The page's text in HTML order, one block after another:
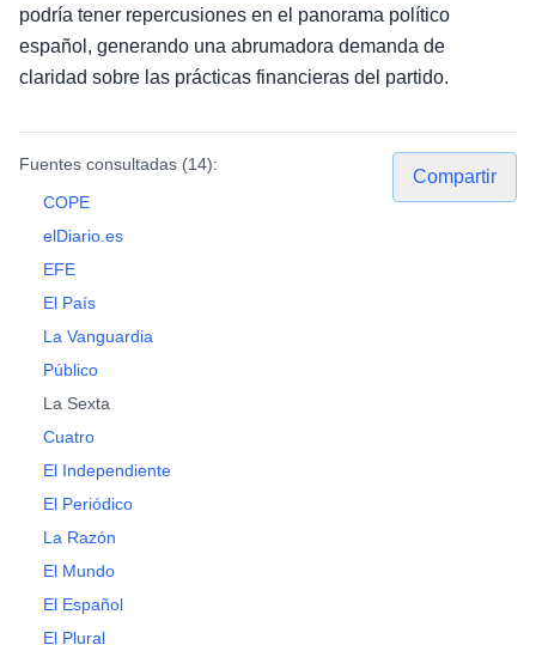
podría tener repercusiones en el panorama político
español, generando una abrumadora demanda de
claridad sobre las prácticas financieras del partido.
Fuentes consultadas (14):
COPE
elDiario.es
EFE
El País
La Vanguardia
Público
La Sexta
Cuatro
El Independiente
El Periódico
La Razón
El Mundo
El Español
El Plural
Compartir